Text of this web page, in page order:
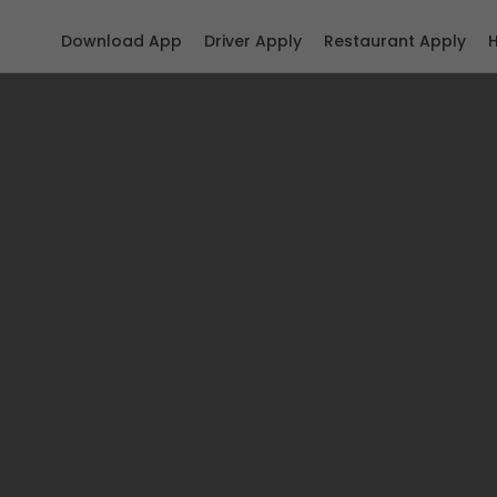
Restaurant Apply
Driver Apply
Download App